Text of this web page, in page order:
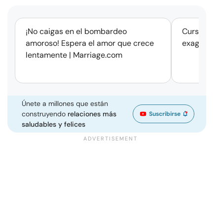
¡No caigas en el bombardeo
amoroso! Espera el amor que crece
lentamente | Marriage.com
Cursos
Únete a millones que están
construyendo relaciones más
saludables y felices
Suscribirse